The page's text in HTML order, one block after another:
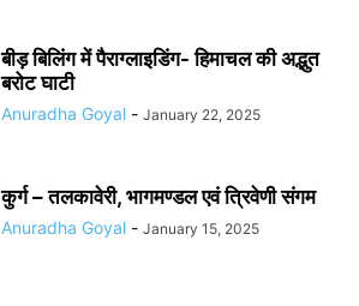
बीड़ बिलिंग में पैराग्लाइडिंग- हिमाचल की अद्भुत
बरोट घाटी
Anuradha Goyal - January 22, 2025
कुर्ग – तलकावेरी, भागमण्डल एवं त्रिवेणी संगम
Anuradha Goyal - January 15, 2025